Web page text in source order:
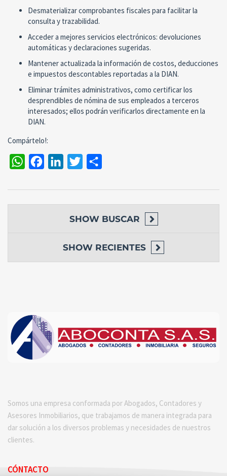
Desmaterializar comprobantes fiscales para facilitar la
consulta y trazabilidad.
Acceder a mejores servicios electrónicos: devoluciones
automáticas y declaraciones sugeridas.
Mantener actualizada la información de costos, deducciones
e impuestos descontables reportadas a la DIAN.
Eliminar trámites administrativos, como certificar los
desprendibles de nómina de sus empleados a terceros
interesados; ellos podrán verificarlos directamente en la
DIAN.
Compártelo!:
WhatsAppFacebookLinkedInTwitter
SHOW BUSCAR
SHOW RECIENTES
Somos una empresa conformada por Abogados, Contadores y
Asesores Inmobiliarios, que trabajamos de manera integrada para
dar solución a los diversos problemas y necesidades de nuestros
clientes.
CÓNTACTO